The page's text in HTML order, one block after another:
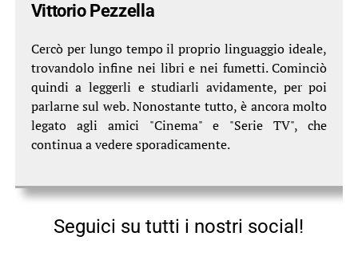
Vittorio Pezzella
Cercò per lungo tempo il proprio linguaggio ideale,
trovandolo infine nei libri e nei fumetti. Cominciò
quindi a leggerli e studiarli avidamente, per poi
parlarne sul web. Nonostante tutto, è ancora molto
legato agli amici "Cinema" e "Serie TV", che
continua a vedere sporadicamente.
Seguici su tutti i nostri social!